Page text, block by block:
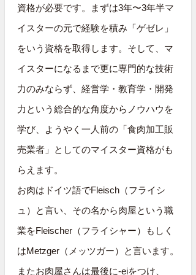
資格が必要です。まずは3年〜3年半マ
イスターの元で経験を積み「ゲゼレ」
をいう資格を取得します。そして、マ
イスターになるまで更に専門的な技術
力のみならず、経営学・教育学・開発
力という総合的な角度からノウハウを
学び、ようやく一人前の「食肉加工販
売業者」としてのマイスター資格がも
らえます。
お肉はドイツ語でFleisch（フライシ
ュ）と言い、その名から肉屋という職
業をFleischer（フライシャー）もしく
はMetzger（メッツガー）と言います。
またお肉屋さんは最後に-eiをつけ、